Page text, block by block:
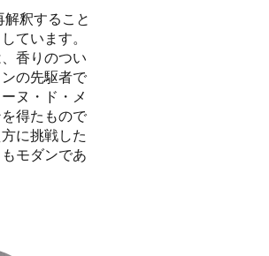
釈すること
ています。
香りのつい
の先駆者で
ヌ・ド・メ
得たもので
に挑戦した
モダンであ